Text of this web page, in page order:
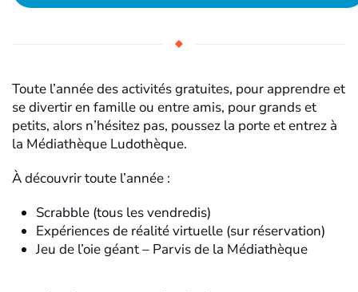
Toute l’année des activités gratuites, pour apprendre et
se divertir en famille ou entre amis, pour grands et
petits, alors n’hésitez pas, poussez la porte et entrez à
la Médiathèque Ludothèque.
À découvrir toute l’année :
Scrabble (tous les vendredis)
Expériences de réalité virtuelle (sur réservation)
Jeu de l’oie géant – Parvis de la Médiathèque